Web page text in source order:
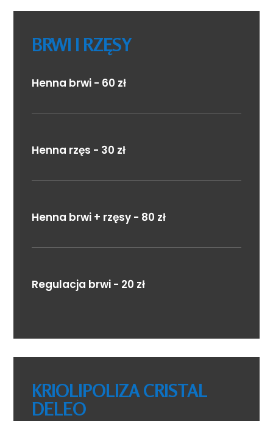
BRWI I RZĘSY
Henna brwi - 60 zł
Henna rzęs - 30 zł
Henna brwi + rzęsy - 80 zł
Regulacja brwi - 20 zł
KRIOLIPOLIZA CRISTAL
DELEO